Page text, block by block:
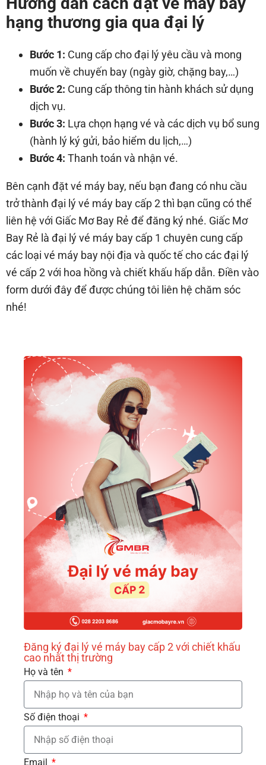
hạng thương gia qua đại lý
Bước 1: Cung cấp cho đại lý yêu cầu và mong
muốn về chuyến bay (ngày giờ, chặng bay,…)
Bước 2: Cung cấp thông tin hành khách sử dụng
dịch vụ.
Bước 3: Lựa chọn hạng vé và các dịch vụ bổ sung
(hành lý ký gửi, bảo hiểm du lịch,…)
Bước 4: Thanh toán và nhận vé.
Bên cạnh đặt vé máy bay, nếu bạn đang có nhu cầu
trở thành đại lý vé máy bay cấp 2 thì bạn cũng có thể
liên hệ với Giấc Mơ Bay Rẻ để đăng ký nhé. Giấc Mơ
Bay Rẻ là đại lý vé máy bay cấp 1 chuyên cung cấp
các loại vé máy bay nội địa và quốc tế cho các đại lý
vé cấp 2 với hoa hồng và chiết khấu hấp dẫn. Điền vào
form dưới đây để được chúng tôi liên hệ chăm sóc
nhé!
Đăng ký đại lý vé máy bay cấp 2 với chiết khấu
cao nhất thị trường
Họ và tên
Số điện thoại
Email